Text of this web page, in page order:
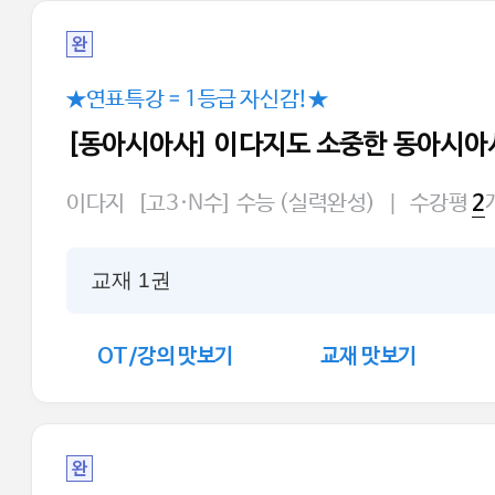
완
★연표특강 = 1등급 자신감!★
[동아시아사] 이다지도 소중한 동아시
이다지 [고3·N수] 수능 (실력완성) 수강평 2
교재 1권
OT/강의 맛보기 교재 맛보기
완